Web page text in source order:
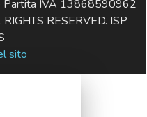
Partita IVA 13868590962
RESERVED. ISP
sito